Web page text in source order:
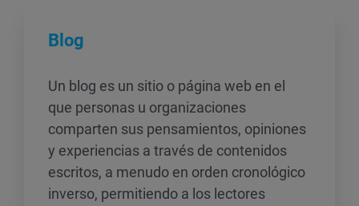
Blog
Un blog es un sitio o página web en el
que personas u organizaciones
comparten sus pensamientos, opiniones
y experiencias a través de contenidos
escritos, a menudo en orden cronológico
inverso, permitiendo a los lectores